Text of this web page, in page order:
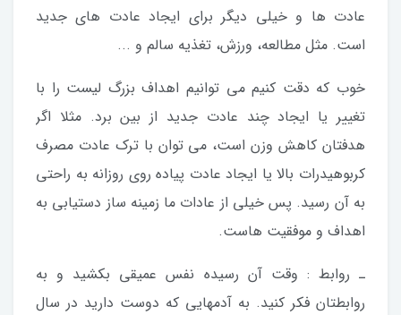
عادت ها و خیلی دیگر برای ایجاد عادت های جدید
است. مثل مطالعه، ورزش، تغذیه سالم و ...
خوب که دقت کنیم می توانیم اهداف بزرگ لیست را با
تغییر یا ایجاد چند عادت جدید از بین برد. مثلا اگر
هدفتان کاهش وزن است، می توان با ترک عادت مصرف
کربوهیدرات بالا یا ایجاد عادت پیاده روی روزانه به راحتی
به آن رسید. پس خیلی از عادات ما زمینه ساز دستیابی به
اهداف و موفقیت هاست.
ـ روابط : وقت آن رسیده نفس عمیقی بکشید و به
روابطتان فکر کنید. به آدمهایی که دوست دارید در سال